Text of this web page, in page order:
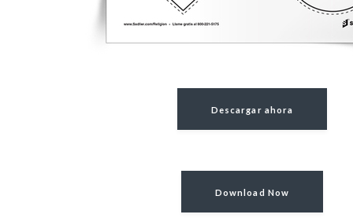
Descargar ahora
Download Now